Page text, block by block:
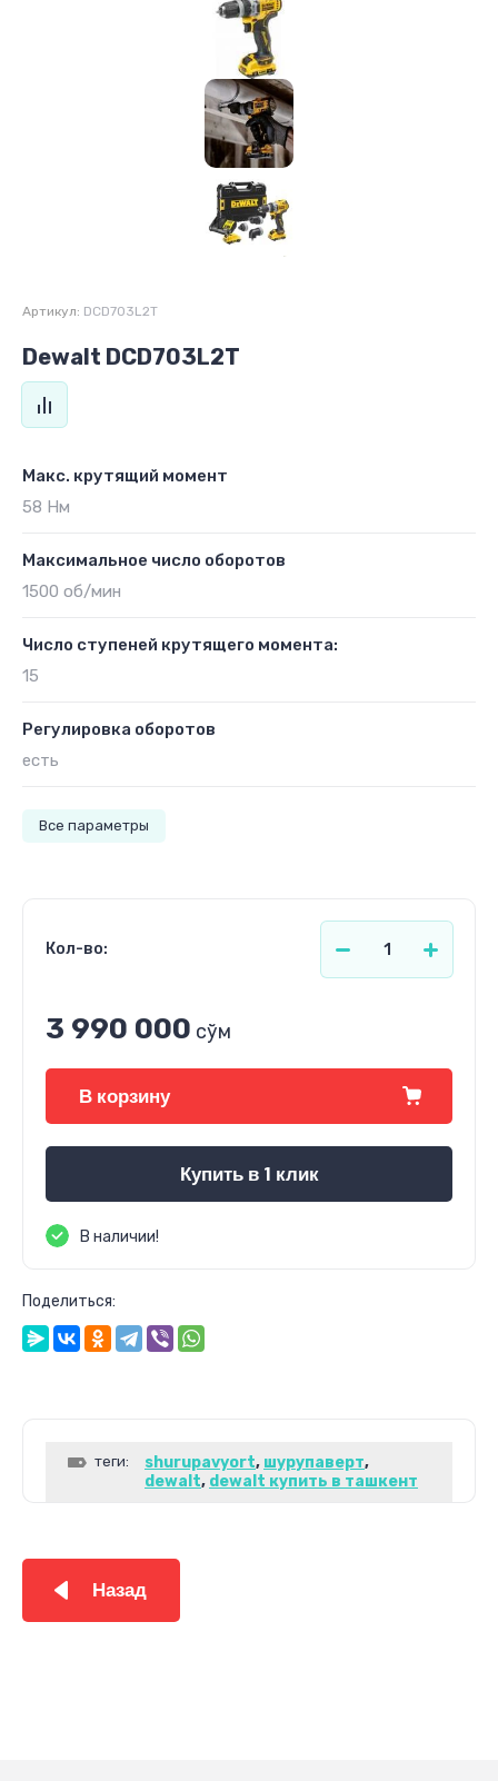
Артикул: DCD703L2T
Dewalt DCD703L2T
Макс. крутящий момент
58 Нм
Максимальное число оборотов
1500 об/мин
Число ступеней крутящего момента:
15
Регулировка оборотов
есть
Все параметры
Кол-во:
3 990 000 сўм
В корзину
Купить в 1 клик
В наличии!
Поделиться:
теги: shurupavyort, шурупаверт,
dewalt, dewalt купить в ташкент
Назад